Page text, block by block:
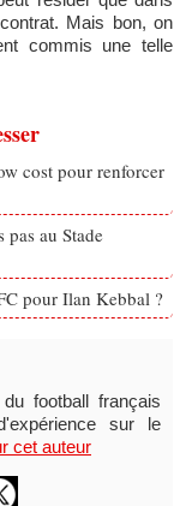
Mais bon, on
commis une telle
cost pour renforcer
au Stade
pour Ilan Kebbal ?
football français
sur le
cet auteur